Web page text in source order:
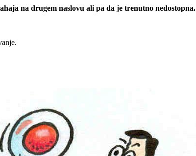
na drugem naslovu ali pa da je trenutno nedostopna.